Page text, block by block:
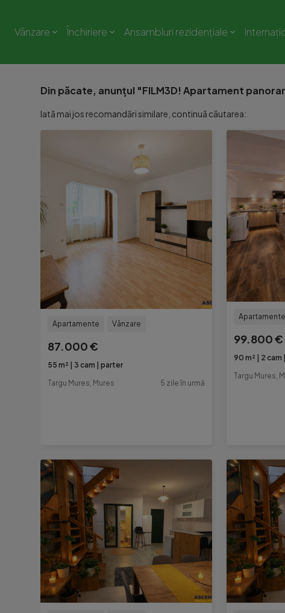
Vânzare Închiriere Ansambluri rezidențiale
Din păcate, anunțul "FILM3D! Apartament
Iată mai jos recomandări similare, continuă căutarea:
Apartamente Vânzare
87.000 €
55 m² 3 cam
parter
Targu Mures, Mures
5 zile în urmă
Apartamente
99.800 €
90 m² 2 cam
Targu Mures,